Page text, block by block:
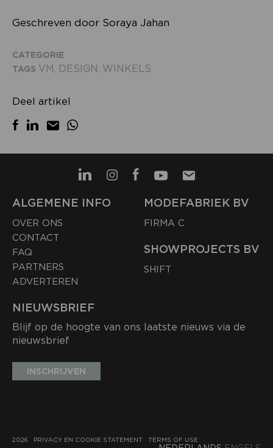
Geschreven door Soraya Jahan
CATEGORIE
TAGS VM DESIGN WINKELS
Deel artikel
ALGEMENE INFO
OVER ONS
CONTACT
FAQ
PARTNERS
ADVERTEREN
MODEFABRIEK BV
FIRMA C
SHOWPROJECTS BV
SHIFT
NIEUWSBRIEF
Blijf op de hoogte van ons laatste nieuws via de
nieuwsbrief
INSCHRIJVEN
2026 PRIVACY EN COOKIE STATEMENT TERMS OF USE